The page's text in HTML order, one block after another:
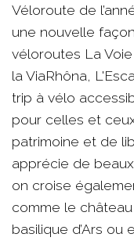
Véloroute de
une nouvelle
véloroutes La
la ViaRhôna,
trip à vélo
pour celles et
patrimoine et de
apprécie de beaux
on croise
comme le
basilique d’Ars